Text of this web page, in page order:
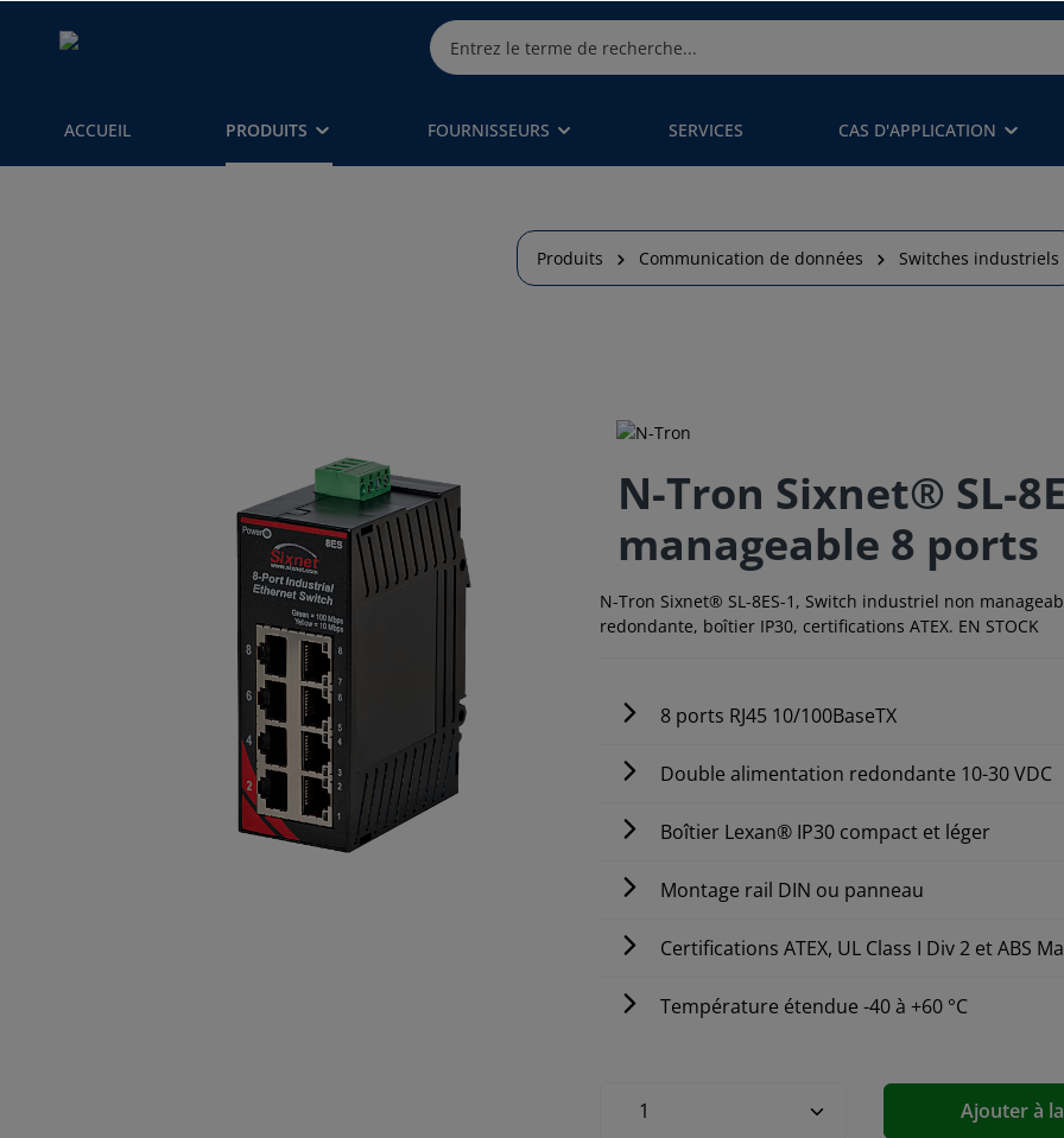
ACCUEIL PRODUITS FOURNISSEURS SERVICES CAS D'APPLICATION
Produits Communication de données Switches industriels
N-Tron Sixnet® SL-
manageable 8 ports
N-Tron Sixnet® SL-8ES-1, Switch industriel non
redondante, boîtier IP30, certifications ATEX. EN STOCK
8 ports RJ45 10/100BaseTX
Double alimentation redondante 10-30 VDC
Boîtier Lexan® IP30 compact et léger
Montage rail DIN ou panneau
Certifications ATEX, UL Class I Div 2 et ABS
Température étendue -40 à +60 °C
Ajouter à